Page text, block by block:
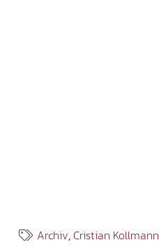
Archiv,Cristian Kollmann